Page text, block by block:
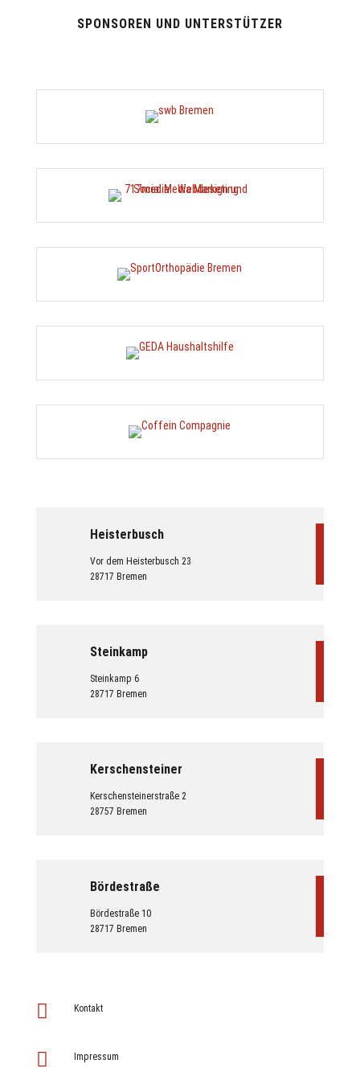
SPONSOREN UND UNTERSTÜTZER
Heisterbusch
Vor dem Heisterbusch 23
28717 Bremen
Steinkamp
Steinkamp 6
28717 Bremen
Kerschensteiner
Kerschensteinerstraße 2
28757 Bremen
Bördestraße
Bördestraße 10
28717 Bremen
 Kontakt
 Impressum